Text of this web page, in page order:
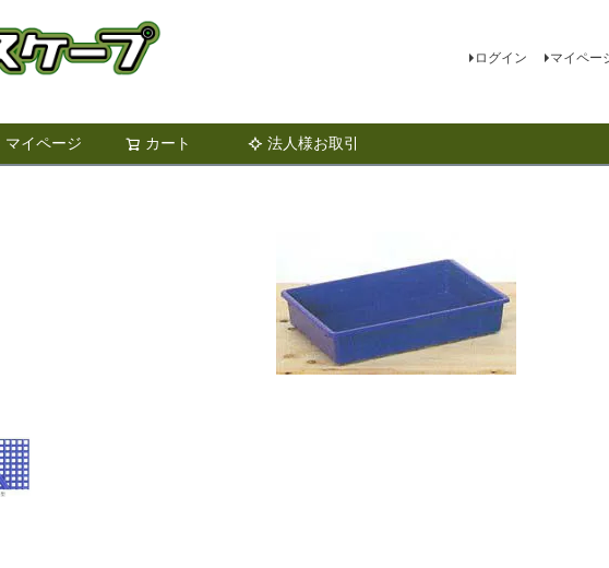
ログイン マイペー
マイページ カート 法人様お取引
検索